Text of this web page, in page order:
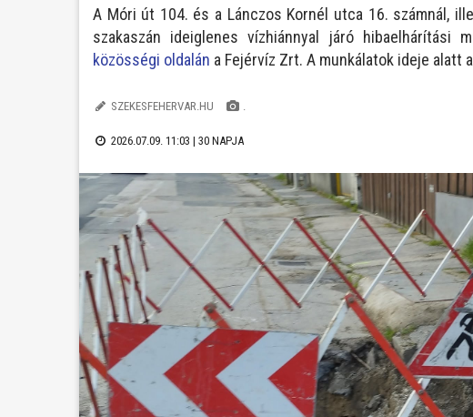
A Móri út 104. és a Lánczos Kornél utca 16. számnál,
szakaszán ideiglenes vízhiánnyal járó hibaelhárítási
közösségi oldalán a Fejérvíz Zrt. A munkálatok ideje
SZEKESFEHERVAR.HU .
2026.07.09. 11:03 | 30 NAPJA